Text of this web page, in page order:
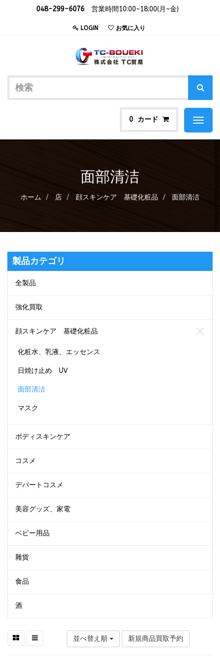
048-299-6076 営業時間10:00~18:00(月~金)
LOGIN お気に入り
0 カード
Toggle
面部清洁
ホーム 店 顔スキンケア 基礎化粧品 面部清洁
製品カテゴリ
全製品
強化買取
顔スキンケア 基礎化粧品
化粧水、乳液、エッセンス
日焼け止め UV
面部清洁
マスク
ボディスキンケア
コスメ
デパートコスメ
美容グッズ、家電
ベビー用品
雜貨
食品
酒
並べ替え順 新規商品買取予約